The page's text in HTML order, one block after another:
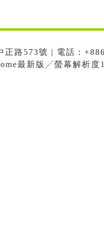
正路573號 | 電話：
最新版╱螢幕解析